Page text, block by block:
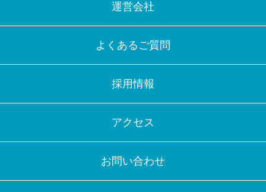
運営会社
よくあるご質問
採用情報
アクセス
お問い合わせ